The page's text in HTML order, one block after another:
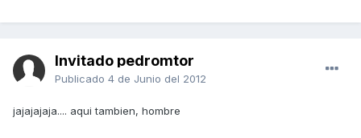
Invitado pedromtor
Publicado 4 de Junio del 2012
jajajajaja.... aqui tambien, hombre